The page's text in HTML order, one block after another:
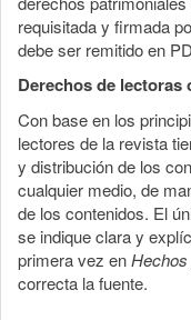
requisitada y firmada
debe ser remitido en
Derechos de lectoras
Con base en los
lectores de la revista
y distribución de los
cualquier medio, de
de los contenidos. El
se indique clara y
primera vez en
correcta la fuente.